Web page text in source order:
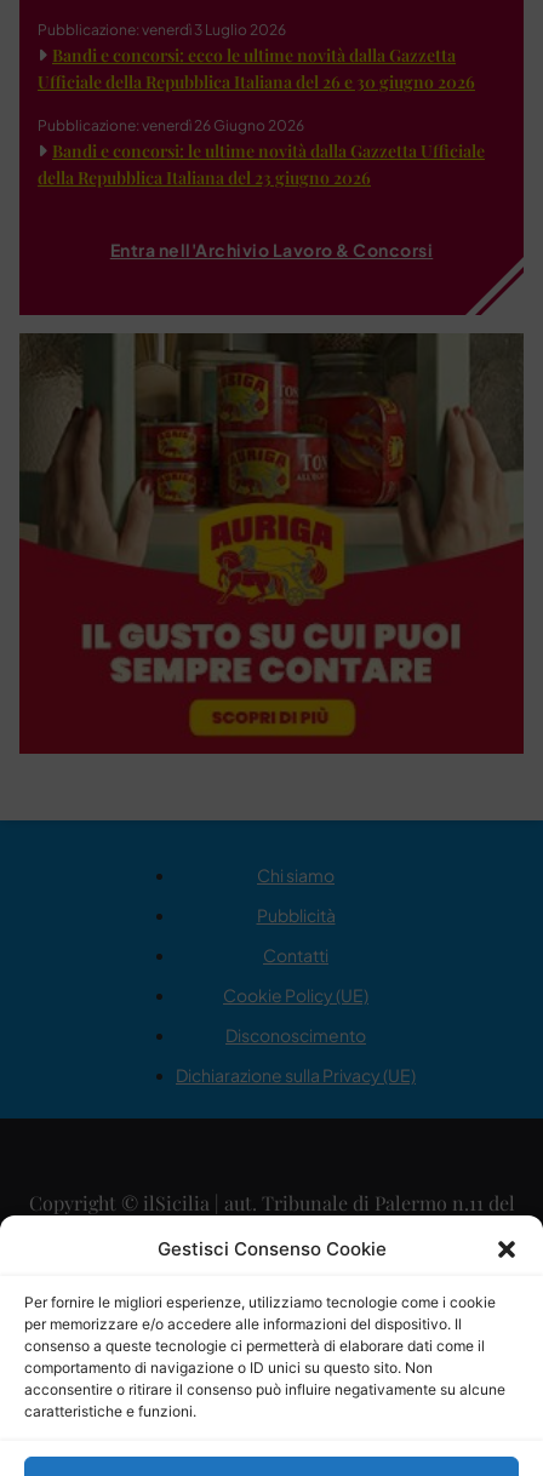
Gestisci Consenso Cookie
Per fornire le migliori esperienze, utilizziamo tecnologie come i cookie
per memorizzare e/o accedere alle informazioni del dispositivo. Il
consenso a queste tecnologie ci permetterà di elaborare dati come il
comportamento di navigazione o ID unici su questo sito. Non
acconsentire o ritirare il consenso può influire negativamente su alcune
caratteristiche e funzioni.
Pubblicazione: venerdì 3 Luglio 2026
Bandi e concorsi: ecco le ultime novità dalla Gazzetta
Ufficiale della Repubblica Italiana del 26 e 30 giugno 2026
Pubblicazione: venerdì 26 Giugno 2026
Bandi e concorsi: le ultime novità dalla Gazzetta Ufficiale
della Repubblica Italiana del 23 giugno 2026
Entra nell'Archivio Lavoro & Concorsi
Chi siamo
Pubblicità
Contatti
Cookie Policy (UE)
Disconoscimento
Dichiarazione sulla Privacy (UE)
Copyright © ilSicilia | aut. Tribunale di Palermo n.11 del
29/09/2015
Direttore Editoriale: Maurizio Scaglione
Direttore Responsabile: Maria Calabrese